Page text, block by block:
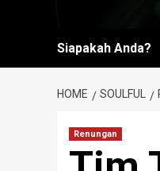
Siapakah Anda?
HOME SOULFUL
Renungan